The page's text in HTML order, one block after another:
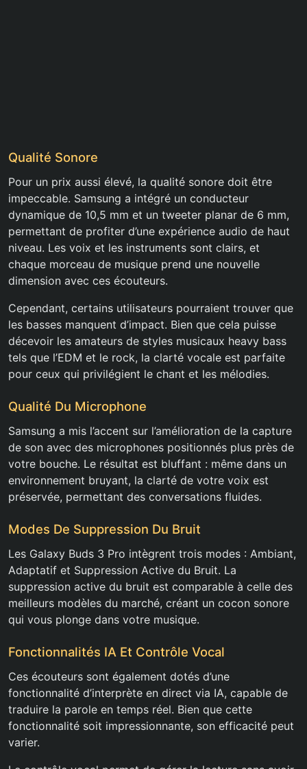
Qualité Sonore
Pour un prix aussi élevé, la qualité sonore doit être
impeccable. Samsung a intégré un conducteur
dynamique de 10,5 mm et un tweeter planar de 6 mm,
permettant de profiter d’une expérience audio de haut
niveau. Les voix et les instruments sont clairs, et
chaque morceau de musique prend une nouvelle
dimension avec ces écouteurs.
Cependant, certains utilisateurs pourraient trouver que
les basses manquent d’impact. Bien que cela puisse
décevoir les amateurs de styles musicaux heavy bass
tels que l’EDM et le rock, la clarté vocale est parfaite
pour ceux qui privilégient le chant et les mélodies.
Qualité Du Microphone
Samsung a mis l’accent sur l’amélioration de la capture
de son avec des microphones positionnés plus près de
votre bouche. Le résultat est bluffant : même dans un
environnement bruyant, la clarté de votre voix est
préservée, permettant des conversations fluides.
Modes De Suppression Du Bruit
Les Galaxy Buds 3 Pro intègrent trois modes : Ambiant,
Adaptatif et Suppression Active du Bruit. La
suppression active du bruit est comparable à celle des
meilleurs modèles du marché, créant un cocon sonore
qui vous plonge dans votre musique.
Fonctionnalités IA Et Contrôle Vocal
Ces écouteurs sont également dotés d’une
fonctionnalité d’interprète en direct via IA, capable de
traduire la parole en temps réel. Bien que cette
fonctionnalité soit impressionnante, son efficacité peut
varier.